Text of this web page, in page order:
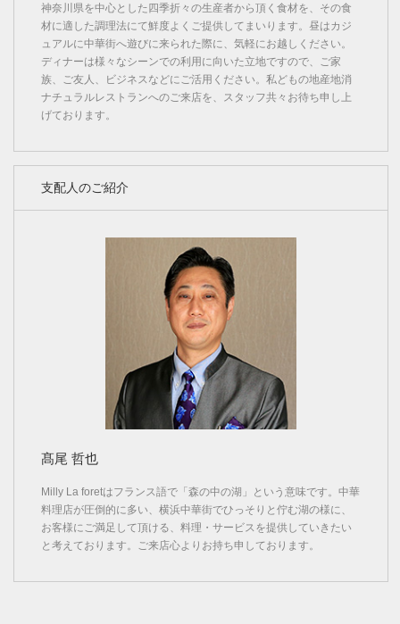
神奈川県を中心とした四季折々の生産者から頂く食材を、その食
材に適した調理法にて鮮度よくご提供してまいります。昼はカジ
ュアルに中華街へ遊びに来られた際に、気軽にお越しください。
ディナーは様々なシーンでの利用に向いた立地ですので、ご家
族、ご友人、ビジネスなどにご活用ください。私どもの地産地消
ナチュラルレストランへのご来店を、スタッフ共々お待ち申し上
げております。
支配人のご紹介
髙尾 哲也
Milly La foretはフランス語で「森の中の湖」という意味です。中華
料理店が圧倒的に多い、横浜中華街でひっそりと佇む湖の様に、
お客様にご満足して頂ける、料理・サービスを提供していきたい
と考えております。ご来店心よりお持ち申しております。